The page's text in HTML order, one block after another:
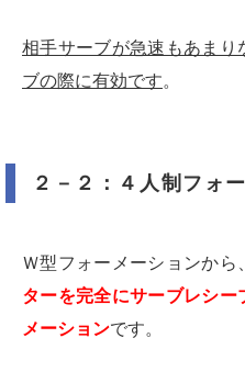
相手サーブが急速もあまり
ブの際に有効です。
２－２：４人制フォ
Ｗ型フォーメーションから、
ターを完全にサーブレシ
メーションです。